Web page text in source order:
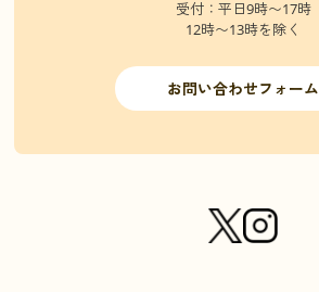
受付：平日9時〜17時
12時〜13時を除く
お問い合わせフォーム